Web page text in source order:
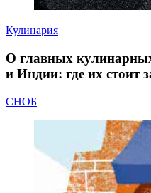
Кулинария
О главных
и Индии: где их стоит
СНОБ